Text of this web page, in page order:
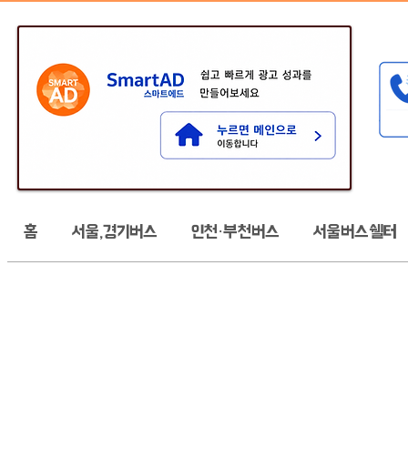
홈 서울,경기버스 인천·부천버스 서울버스쉘터